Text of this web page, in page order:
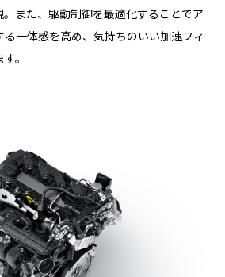
また、駆動制御を最適化することでア
一体感を高め、気持ちのいい加速フィ
。